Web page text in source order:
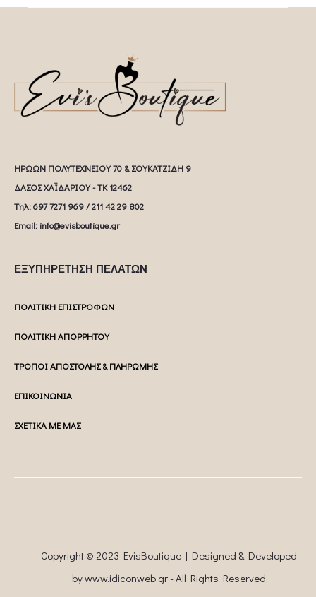
ΗΡΩΩΝ ΠΟΛΥΤΕΧΝΕΙΟΥ 70 & ΣΟΥΚΑΤΖΙΔΗ 9
ΔΑΣΟΣ ΧΑΪΔΑΡΙΟΥ - ΤΚ 12462
Tηλ: 697 7271 969 / 211 42 29 802
Email: info@evisboutique.gr
ΕΞΥΠΗΡΕΤΗΣΗ ΠΕΛΑΤΩΝ
ΠΟΛΙΤΙΚΗ ΕΠΙΣΤΡΟΦΩΝ
ΠΟΛΙΤΙΚΗ ΑΠΟΡΡΗΤΟΥ
ΤΡΟΠΟΙ ΑΠΟΣΤΟΛΗΣ & ΠΛΗΡΩΜΗΣ
ΕΠΙΚΟΙΝΩΝΙΑ
ΣΧΕΤΙΚΑ ΜΕ ΜΑΣ
Copyright © 2023 EvisBoutique | Designed & Developed
bywww.idiconweb.gr- All Rights Reserved